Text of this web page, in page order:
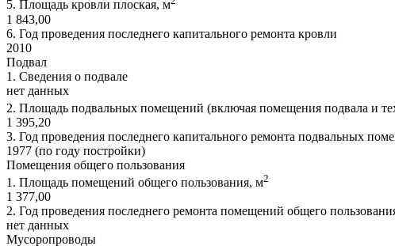
5. Площадь кровли плоская, м
1 843,00
6. Год проведения последнего капитального ремонта кровли
2010
Подвал
1. Сведения о подвале
нет данных
2. Площадь подвальных помещений (включая помещения подвала и
1 395,20
3. Год проведения последнего капитального ремонта подвальных
1977 (по году постройки)
Помещения общего пользования
1. Площадь помещений общего пользования, м2
1 377,00
2. Год проведения последнего ремонта помещений общего
нет данных
Мусоропроводы